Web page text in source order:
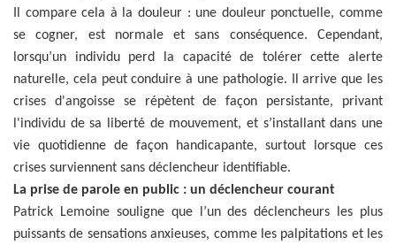
Il compare cela à la douleur : une douleur ponctuelle, comme
se cogner, est normale et sans conséquence. Cependant,
lorsqu’un individu perd la capacité de tolérer cette alerte
naturelle, cela peut conduire à une pathologie. Il arrive que les
crises d'angoisse se répètent de façon persistante, privant
l'individu de sa liberté de mouvement, et s’installant dans une
vie quotidienne de façon handicapante, surtout lorsque ces
crises surviennent sans déclencheur identifiable.
La prise de parole en public : un déclencheur courant
Patrick Lemoine souligne que l’un des déclencheurs les plus
puissants de sensations anxieuses, comme les palpitations et les